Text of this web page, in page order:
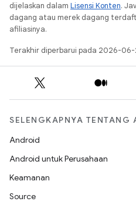
dijelaskan dalam Lisensi Konten.
dagang atau merek dagang
afiliasinya.
Terakhir diperbarui pada 2026-06-
SELENGKAPNYA TENTANG
Android
Android untuk Perusahaan
Keamanan
Source